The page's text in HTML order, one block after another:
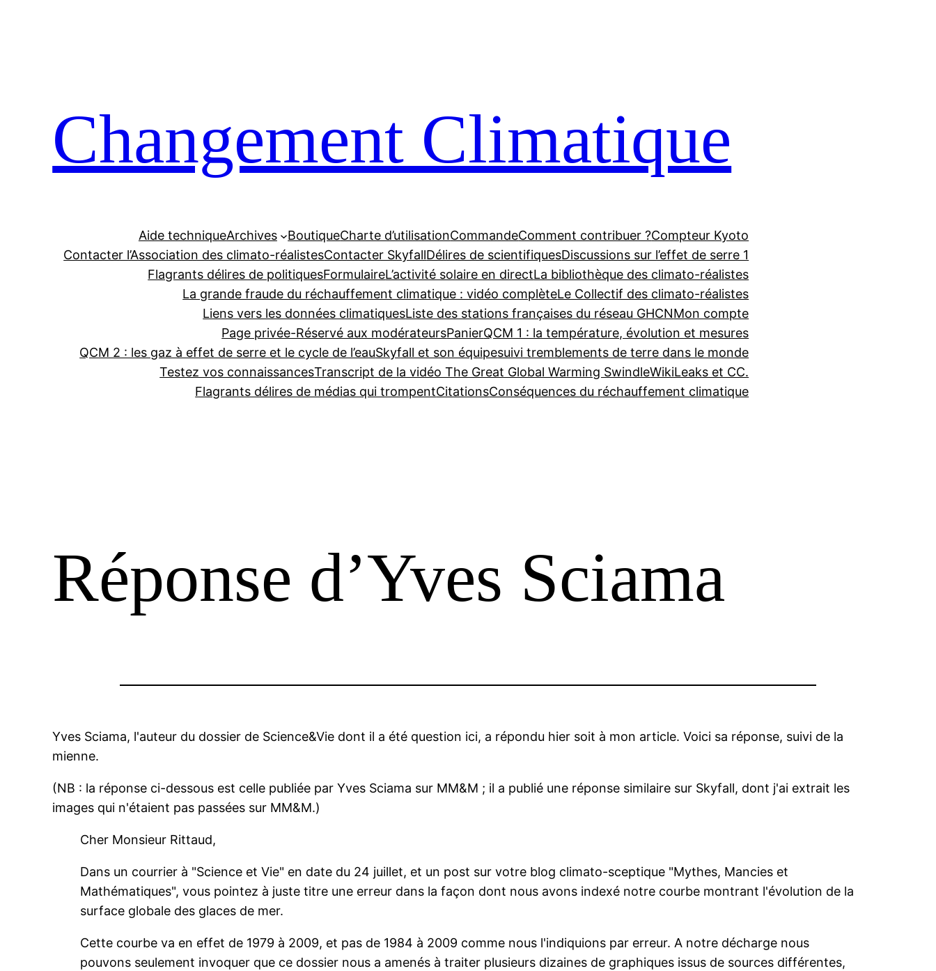
Changement Climatique
Aide techniqueArchives BoutiqueCharte d’utilisationCommandeComment contribuer ?Compteur Kyoto
Contacter l’Association des climato-réalistesContacter SkyfallDélires de scientifiquesDiscussions sur l’effet de serre 1
Flagrants délires de politiquesFormulaireL’activité solaire en directLa bibliothèque des climato-réalistes
La grande fraude du réchauffement climatique : vidéo complèteLe Collectif des climato-réalistes
Liens vers les données climatiquesListe des stations françaises du réseau GHCNMon compte
Page privée-Réservé aux modérateursPanierQCM 1 : la température, évolution et mesures
QCM 2 : les gaz à effet de serre et le cycle de l’eauSkyfall et son équipesuivi tremblements de terre dans le monde
Testez vos connaissancesTranscript de la vidéo The Great Global Warming SwindleWikiLeaks et CC.
Flagrants délires de médias qui trompentCitationsConséquences du réchauffement climatique
Réponse d’Yves Sciama
Yves Sciama, l'auteur du dossier de Science&Vie dont il a été question ici, a répondu hier soit à mon article. Voici sa réponse, suivi de la
mienne.
(NB : la réponse ci-dessous est celle publiée par Yves Sciama sur MM&M ; il a publié une réponse similaire sur Skyfall, dont j'ai extrait les
images qui n'étaient pas passées sur MM&M.)
Cher Monsieur Rittaud,
Dans un courrier à "Science et Vie" en date du 24 juillet, et un post sur votre blog climato-sceptique "Mythes, Mancies et
Mathématiques", vous pointez à juste titre une erreur dans la façon dont nous avons indexé notre courbe montrant l'évolution de la
surface globale des glaces de mer.
Cette courbe va en effet de 1979 à 2009, et pas de 1984 à 2009 comme nous l'indiquions par erreur. A notre décharge nous
pouvons seulement invoquer que ce dossier nous a amenés à traiter plusieurs dizaines de graphiques issus de sources différentes,